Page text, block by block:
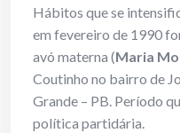
Hábitos que se
em fevereiro de 1990
avó materna (Maria
Coutinho no bairro de
Grande – PB. Período
política partidária.